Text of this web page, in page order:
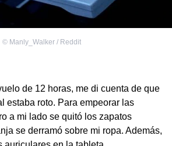
© Manly_Walker / Reddit
de 12 horas, me di cuenta de que
estaba roto. Para empeorar las
a mi lado se quitó los zapatos
se derramó sobre mi ropa. Además,